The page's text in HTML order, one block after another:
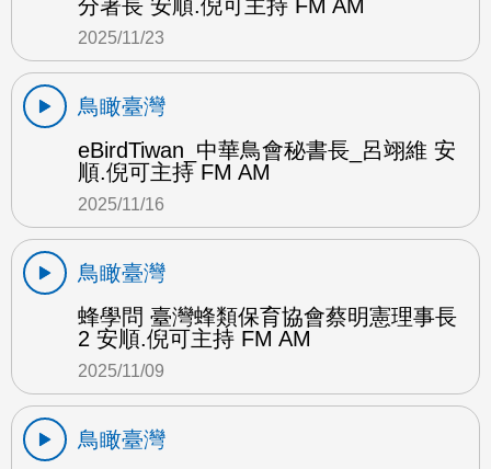
分署長 安順.倪可主持 FM AM
2025/11/23
鳥瞰臺灣
eBirdTiwan_中華鳥會秘書長_呂翊維 安
順.倪可主持 FM AM
2025/11/16
鳥瞰臺灣
蜂學問 臺灣蜂類保育協會蔡明憲理事長
2 安順.倪可主持 FM AM
2025/11/09
鳥瞰臺灣